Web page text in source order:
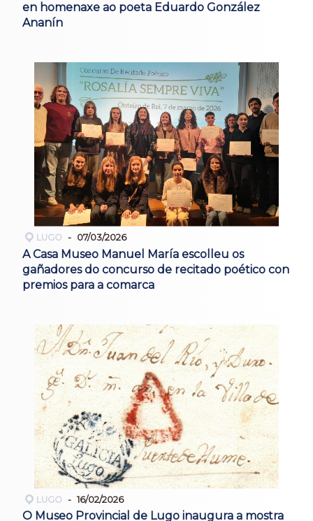
en homenaxe ao poeta Eduardo González
Ananín
LUGO 07/03/2026
A Casa Museo Manuel María escolleu os
gañadores do concurso de recitado poético con
premios para a comarca
LUGO 16/02/2026
O Museo Provincial de Lugo inaugura a mostra